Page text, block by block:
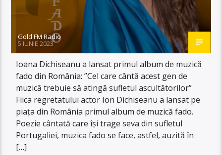
Gold FM Radio
5 IUNIE 2023
Ioana Dichiseanu a lansat primul album de muzică
fado din România: ”Cel care cântă acest gen de
muzică trebuie să atingă sufletul ascultătorilor”
Fiica regretatului actor Ion Dichiseanu a lansat pe
piața din România primul album de muzică fado.
Poezie cântată care își trage seva din sufletul
Portugaliei, muzica fado se face, astfel, auzită în
[…]